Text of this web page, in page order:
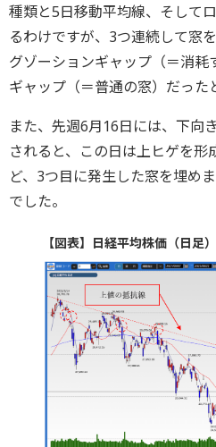
種類と5日移動平均線、そして
るわけですが、3つ連続して窓
グゾーションギャップ（＝消
ギャップ（＝普通の窓）だった
また、先週6月16日には、下向
されると、この日は上ヒゲを形
ど、3つ目に発生した窓を埋め
でした。
【図表】日経平均株価（日足）